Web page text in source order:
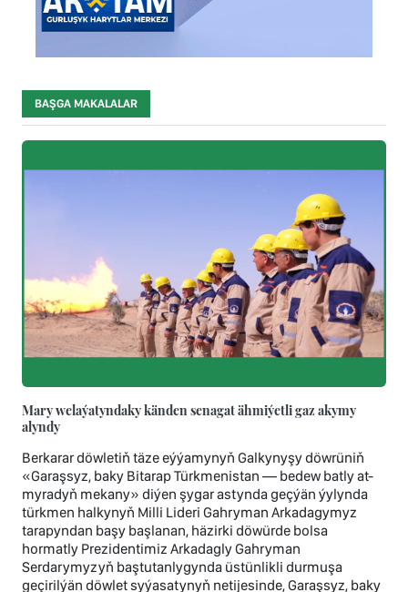
BAŞGA MAKALALAR
Mary welaýatyndaky känden senagat ähmiýetli gaz akymy
alyndy
Berkarar döwletiň täze eýýamynyň Galkynyşy döwrüniň
«Garaşsyz, baky Bitarap Türkmenistan — bedew batly at-
myradyň mekany» diýen şygar astynda geçýän ýylynda
türkmen halkynyň Milli Lideri Gahryman Arkadagymyz
tarapyndan başy başlanan, häzirki döwürde bolsa
hormatly Prezidentimiz Arkadagly Gahryman
Serdarymyzyň baştutanlygynda üstünlikli durmuşa
geçirilýän döwlet syýasatynyň netijesinde, Garaşsyz, baky